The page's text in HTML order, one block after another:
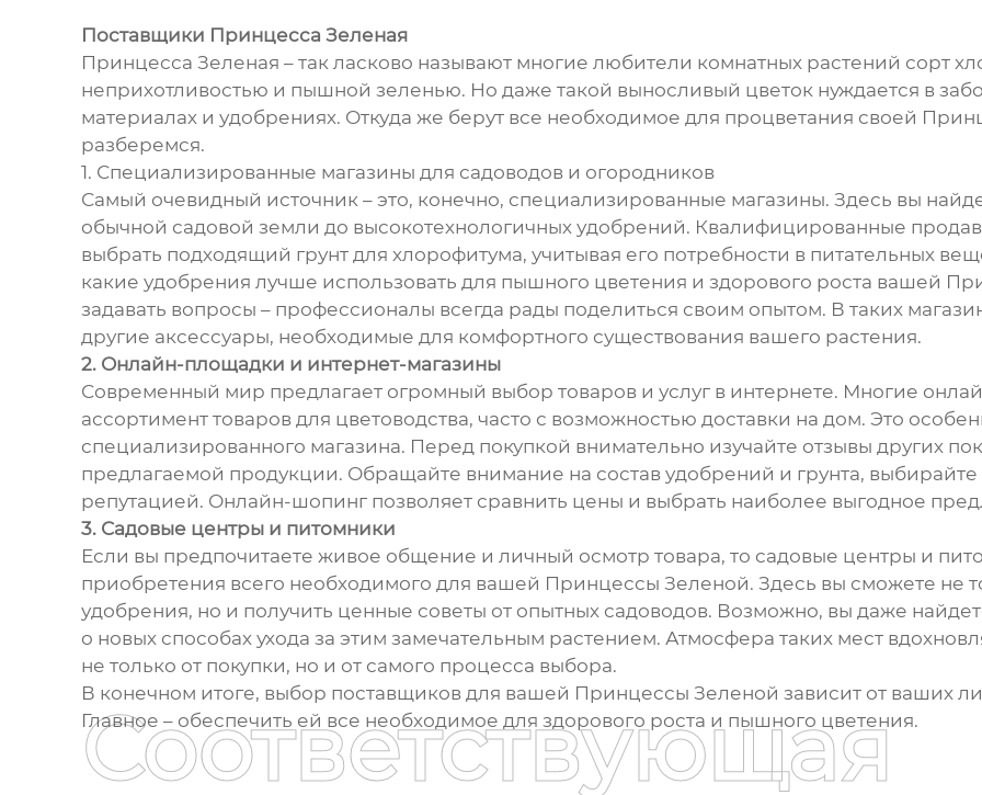
Поставщики Принцесса Зеленая
Принцесса Зеленая – так ласково называют многие любители комнатных растений сорт
неприхотливостью и пышной зеленью. Но даже такой выносливый цветок нуждается в
материалах и удобрениях. Откуда же берут все необходимое для процветания своей
разберемся.
1. Специализированные магазины для садоводов и огородников
Самый очевидный источник – это, конечно, специализированные магазины. Здесь вы
обычной садовой земли до высокотехнологичных удобрений. Квалифицированные
выбрать подходящий грунт для хлорофитума, учитывая его потребности в питательных
какие удобрения лучше использовать для пышного цветения и здорового роста вашей
задавать вопросы – профессионалы всегда рады поделиться своим опытом. В таких
другие аксессуары, необходимые для комфортного существования вашего растения.
2. Онлайн-площадки и интернет-магазины
Современный мир предлагает огромный выбор товаров и услуг в интернете. Многие
ассортимент товаров для цветоводства, часто с возможностью доставки на дом. Это
специализированного магазина. Перед покупкой внимательно изучайте отзывы других
предлагаемой продукции. Обращайте внимание на состав удобрений и грунта,
репутацией. Онлайн-шопинг позволяет сравнить цены и выбрать наиболее выгодное
3. Садовые центры и питомники
Если вы предпочитаете живое общение и личный осмотр товара, то садовые центры и
приобретения всего необходимого для вашей Принцессы Зеленой. Здесь вы сможете не
удобрения, но и получить ценные советы от опытных садоводов. Возможно, вы даже
о новых способах ухода за этим замечательным растением. Атмосфера таких мест
не только от покупки, но и от самого процесса выбора.
В конечном итоге, выбор поставщиков для вашей Принцессы Зеленой зависит от ваших
Главное – обеспечить ей все необходимое для здорового роста и пышного цветения.
Соответствующая